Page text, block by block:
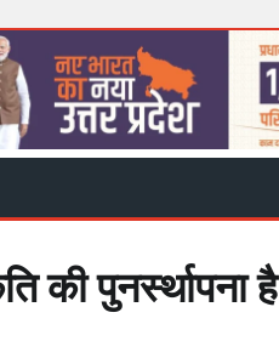
की पुनर्स्थापना है